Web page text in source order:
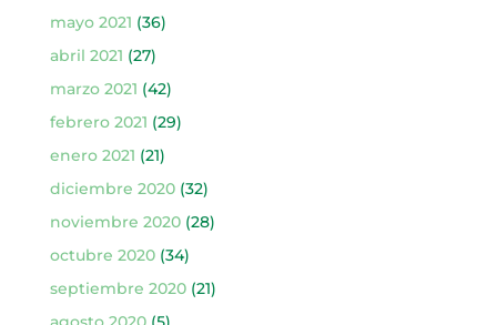
mayo 2021 (36)
abril 2021 (27)
marzo 2021 (42)
febrero 2021 (29)
enero 2021 (21)
diciembre 2020(32)
noviembre 2020(28)
octubre 2020(34)
septiembre 2020(21)